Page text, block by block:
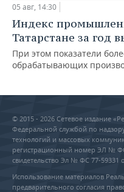
05 авг, 14:30
Индекс
Татарстане за год
При этом показатели
обрабатывающих
© 2015 - 2026 Сетевое издание
Федеральной службой по
технологий и массовых
регистрационный номер ЭЛ № ФС
свидетельство Эл № ФС 77-59331
Использование материалов
предварительного согласия